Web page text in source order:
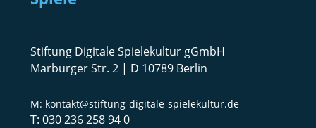
Stiftung Digitale Spielekultur gGmbH
Marburger Str. 2 | D 10789 Berlin
kontakt@stiftung-digitale-spielekultur.de
030 236 258 94 0